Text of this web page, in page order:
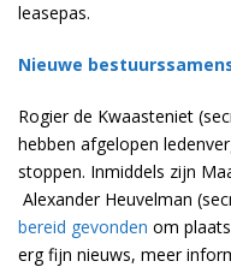
leasepas.
Nieuwe
Rogier de Kwaasteniet
hebben afgelopen
stoppen. Inmiddels zijn
Alexander Heuvelman
bereid gevonden om
erg fijn nieuws, meer